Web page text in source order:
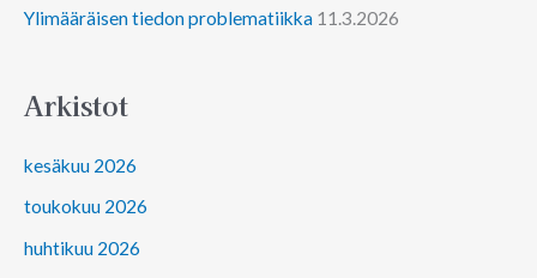
Ylimääräisen tiedon problematiikka 11.3.2026
Arkistot
kesäkuu 2026
toukokuu 2026
huhtikuu 2026